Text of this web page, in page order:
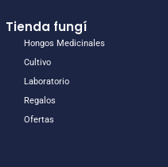
Tienda fungí
Hongos Medicinales
Cultivo
Laboratorio
Regalos
Ofertas